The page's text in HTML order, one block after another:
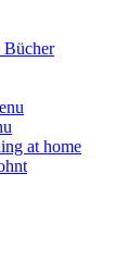
Bücher
at home